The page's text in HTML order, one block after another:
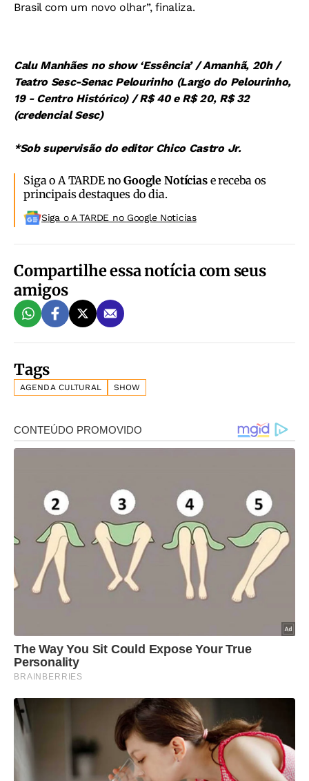
Brasil com um novo olhar”, finaliza.
Calu Manhães no show ‘Essência’ / Amanhã, 20h /
Teatro Sesc-Senac Pelourinho (Largo do Pelourinho,
19 - Centro Histórico) / R$ 40 e R$ 20, R$ 32
(credencial Sesc)
*Sob supervisão do editor Chico Castro Jr.
Siga o A TARDE noGoogle Notíciase receba os
principais destaques do dia.
Siga o A TARDE no Google Noticias
Compartilhe essa notícia com seus
amigos
Tags
AGENDA CULTURAL SHOW